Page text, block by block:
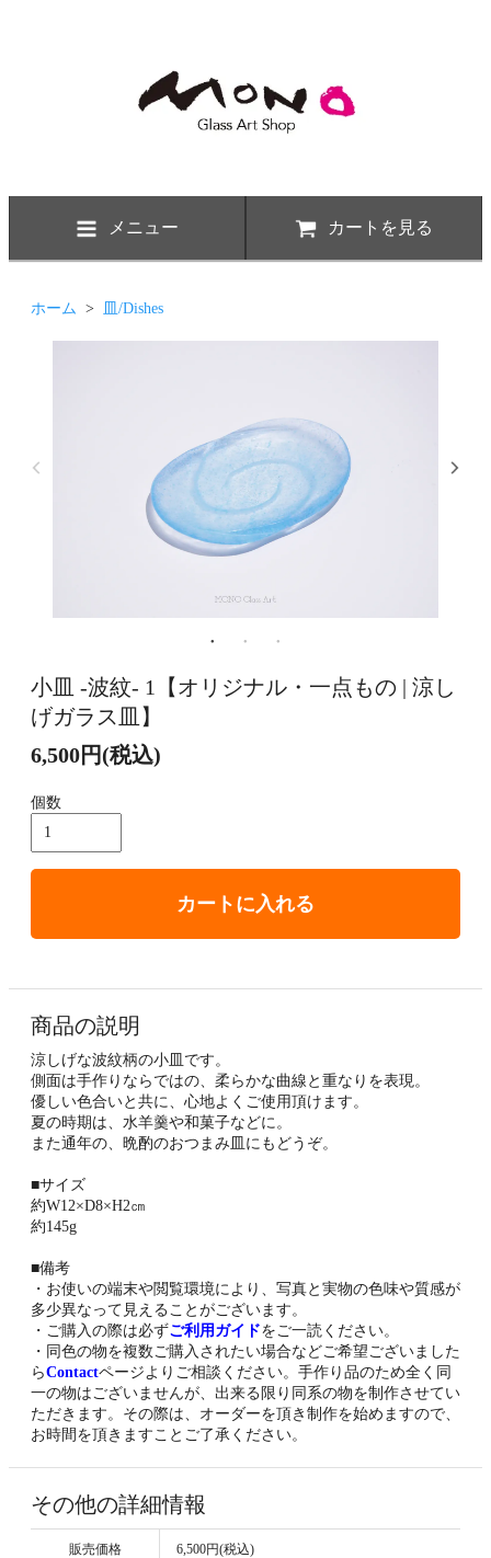
メニュー カートを見る
ホーム > 皿/Dishes
小皿 -波紋- 1【オリジナル・一点もの | 涼し
げガラス皿】
6,500円(税込)
個数
カートに入れる
商品の説明
涼しげな波紋柄の小皿です。
側面は手作りならではの、柔らかな曲線と重なりを表現。
優しい色合いと共に、心地よくご使用頂けます。
夏の時期は、水羊羹や和菓子などに。
また通年の、晩酌のおつまみ皿にもどうぞ。
■サイズ
約W12×D8×H2㎝
約145g
■備考
・お使いの端末や閲覧環境により、写真と実物の色味や質感が
多少異なって見えることがございます。
・ご購入の際は必ずご利用ガイドをご一読ください。
・同色の物を複数ご購入されたい場合などご希望ございました
らContactページよりご相談ください。手作り品のため全く同
一の物はございませんが、出来る限り同系の物を制作させてい
ただきます。その際は、オーダーを頂き制作を始めますので、
お時間を頂きますことご了承ください。
その他の詳細情報
販売価格 6,500円(税込)